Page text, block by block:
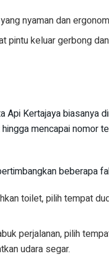
nyaman dan
pintu keluar gerbong
Kertajaya biasanya
mencapai nomor
beberapa
toilet, pilih tempat
perjalanan, pilih
udara segar.